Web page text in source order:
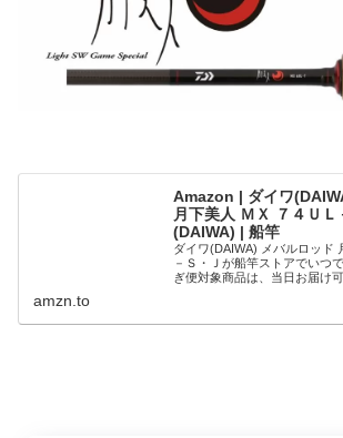
Amazon | ダイワ
月下美人 ＭＸ ７４Ｕ
(DAIWA) | 船竿
ダイワ(DAIWA) メバルロッド
－Ｓ・Ｊが船竿ストアでいつ
ぎ便対象商品は、当日お届け
amzn.to